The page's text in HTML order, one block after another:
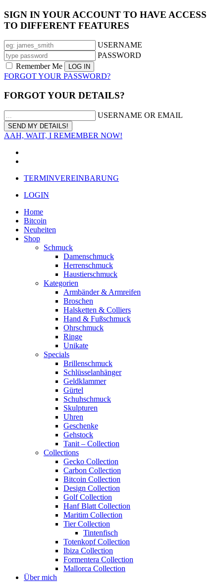
SIGN IN YOUR ACCOUNT TO HAVE ACCESS
TO DIFFERENT FEATURES
USERNAME
PASSWORD
Remember Me
FORGOT YOUR PASSWORD?
FORGOT YOUR DETAILS?
USERNAME OR EMAIL
AAH, WAIT, I REMEMBER NOW!
TERMINVEREINBARUNG
LOGIN
Home
Bitcoin
Neuheiten
Shop
Schmuck
Damenschmuck
Herrenschmuck
Haustierschmuck
Kategorien
Armbänder & Armreifen
Broschen
Halsketten & Colliers
Hand & Fußschmuck
Ohrschmuck
Ringe
Unikate
Specials
Brillenschmuck
Schlüsselanhänger
Geldklammer
Gürtel
Schuhschmuck
Skulpturen
Uhren
Geschenke
Gehstock
Tanit – Collection
Collections
Gecko Collection
Carbon Collection
Bitcoin Collection
Design Collection
Golf Collection
Hanf Blatt Collection
Maritim Collection
Tier Collection
Tintenfisch
Totenkopf Collection
Ibiza Collection
Formentera Collection
Mallorca Collection
Über mich